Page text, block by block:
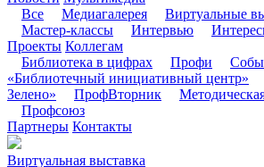
Все
Медиагалерея Виртуальные
Мастер-классы
Интервью
Проекты Коллегам
Библиотека в цифрах
Профи
«Библиотечный инициативный центр»
Зелено»
ПрофВторник
Профсоюз
Партнеры Контакты
Виртуальная выставка